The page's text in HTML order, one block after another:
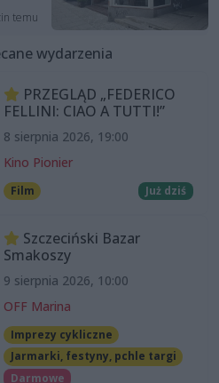
temu
wydarzenia
PRZEGLĄD „FEDERICO
FELLINI: CIAO A TUTTI!”
8 sierpnia 2026, 19:00
Kino Pionier
Film Już dziś
Szczeciński Bazar
Smakoszy
9 sierpnia 2026, 10:00
OFF Marina
Imprezy cykliczne
Jarmarki, festyny, pchle targi
Darmowe